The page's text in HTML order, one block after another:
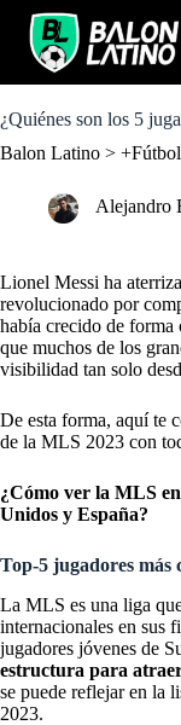
o
o
¿Quiénes son los 5
Balon Latino > +Fútbol
Alejandro
Lionel Messi ha
revolucionado por
había crecido de forma
que muchos de los
visibilidad tan solo
De esta forma, aquí te
de la MLS 2023 con
¿Cómo ver la MLS
Unidos y España?
Top-5 jugadores más
La MLS es una liga
internacionales en sus
jugadores jóvenes de
estructura para
se puede reflejar en la
2023.